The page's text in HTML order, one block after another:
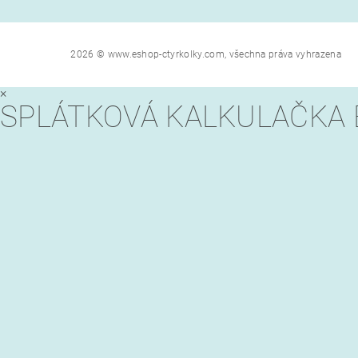
2026 © www.eshop-ctyrkolky.com, všechna práva vyhrazena
×
SPLÁTKOVÁ KALKULAČKA